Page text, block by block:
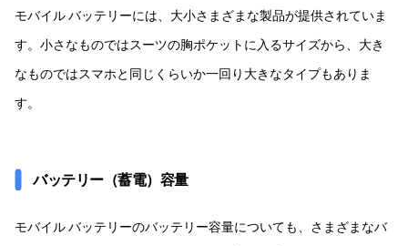
モバイル バッテリーには、大小さまざまな製品が提供されていま
す。小さなものではスーツの胸ポケットに入るサイズから、大き
なものではスマホと同じくらいか一回り大きなタイプもありま
す。
バッテリー（蓄電）容量
モバイル バッテリーのバッテリー容量についても、さまざまなバ